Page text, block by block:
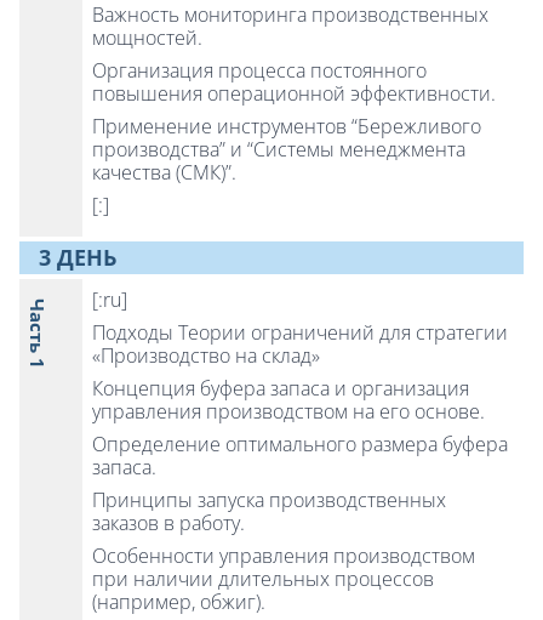
Важность мониторинга производственных
мощностей.
Организация процесса постоянного
повышения операционной эффективности.
Применение инструментов “Бережливого
производства” и “Системы менеджмента
качества (СМК)”.
[:]
3 ДЕНЬ
Часть 1
[:ru]
Подходы Теории ограничений для стратегии
«Производство на склад»
Концепция буфера запаса и организация
управления производством на его основе.
Определение оптимального размера буфера
запаса.
Принципы запуска производственных
заказов в работу.
Особенности управления производством
при наличии длительных процессов
(например, обжиг).